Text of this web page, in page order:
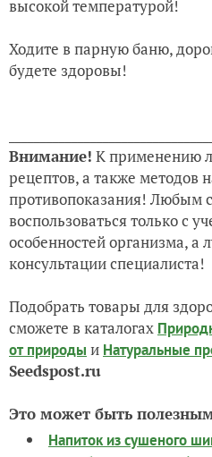
высокой температурой!
Ходите в парную баню,
будете здоровы!
Внимание! К применению
рецептов, а также методов
противопоказания! Любым
воспользоваться только с
особенностей организма, а
консультации специалиста!
Подобрать товары для
сможете в каталогах
от природы и Натуральные
Seedspost.ru
Это может быть
Напиток из сушеного